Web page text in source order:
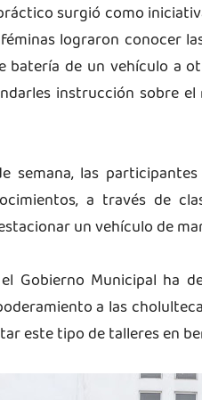
surgió como
lograron conocer
batería de un vehículo a
instrucción sobre
semana, las
a través de
un vehículo de
Gobierno Municipal ha
a las
este tipo de talleres en